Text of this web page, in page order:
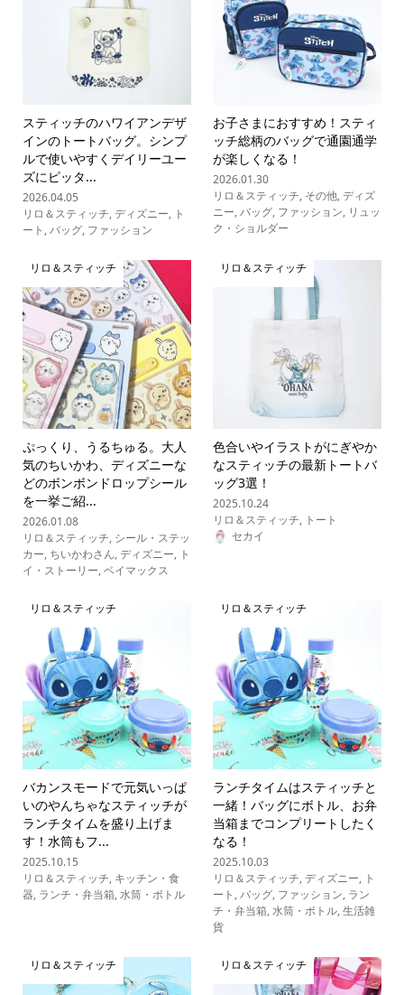
スティッチのハワイアンデザ
インのトートバッグ。シンプ
ルで使いやすくデイリーユー
ズにピッタ...
2026.04.05
リロ＆スティッチ,ディズニー, ト
ート ,バッグ, ファッション
お子さまにおすすめ！スティ
ッチ総柄のバッグで通園通学
が楽しくなる！
2026.01.30
リロ＆スティッチ, その他,ディズ
ニー,バッグ, ファッション, リュッ
ク・ショルダー
リロ＆スティッチ
ぷっくり、うるちゅる。大人
気のちいかわ、ディズニーな
どのボンボンドロップシール
を一挙ご紹...
2026.01.08
リロ＆スティッチ, シール・ステッ
カー, ちいかわさん,ディズニー, ト
イ・ストーリー,ベイマックス
リロ＆スティッチ
色合いやイラストがにぎやか
なスティッチの最新トートバ
ッグ3選！
2025.10.24
リロ＆スティッチ, トート
セカイ
リロ＆スティッチ
バカンスモードで元気いっぱ
いのやんちゃなスティッチが
ランチタイムを盛り上げま
す！水筒もフ...
2025.10.15
リロ＆スティッチ, キッチン・食
器, ランチ・弁当箱,水筒・ボトル
リロ＆スティッチ
ランチタイムはスティッチと
一緒！バッグにボトル、お弁
当箱までコンプリートしたく
なる！
2025.10.03
リロ＆スティッチ,ディズニー, ト
ート ,バッグ, ファッション, ラン
チ・弁当箱,水筒・ボトル,生活雑
貨
リロ＆スティッチ リロ＆スティッチ